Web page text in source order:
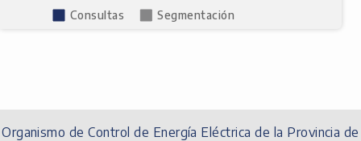
Organismo de Control de Energía Eléctrica de la Provincia de